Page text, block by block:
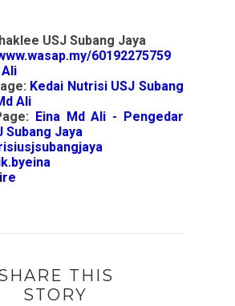
USJ Subang Jaya
60192275759
Ali
Kedai Nutrisi USJ Subang
Ali
Eina Md Ali - Pengedar
Subang Jaya
THIS
STORY